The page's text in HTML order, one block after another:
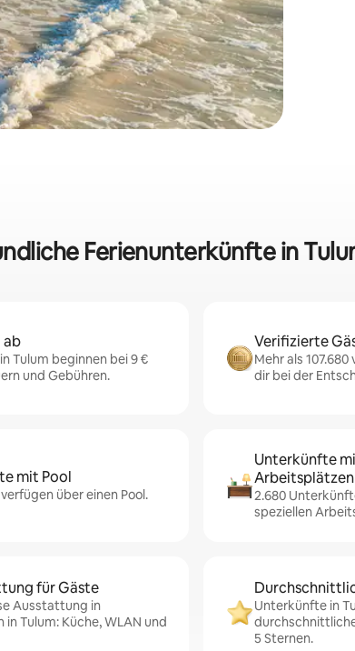
Ferienunterkünfte in
ab
Tulum beginnen bei 9 €
und Gebühren.
Verifizierte
Mehr als
dir bei der
mit Pool
über einen Pool.
Unterkünfte
Arbeitsplätzen
2.680
speziellen
für Gäste
Ausstattung in
Tulum: Küche, WLAN und
Unterkünfte in
5 Sternen.